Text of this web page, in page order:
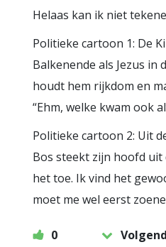
Helaas kan ik niet
Politieke cartoon 1: De
Balkenende als Jezus in
houdt hem rijkdom en
“Ehm, welke kwam ook
Politieke cartoon 2: Uit
Bos steekt zijn hoofd uit
het toe. Ik vind het
moet me wel eerst
0